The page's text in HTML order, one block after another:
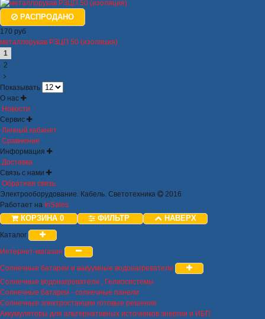
РАСПРОДАНО
170 руб
металлорукав РЗЦП 50 (изоляция)
1
2
Показывать
О нас
Новости
Сервис
Личный кабинет
Сравнение
Информация
Доставка
Связь с нами
Обратная связь
Электрооборудование. Кабель. Светотехника
2016
Работает на InSales
КОРЗИНА 0 ФИЛЬТР НАВЕРХ
Каталог
Интернет-магазин
Солнечные батареи и вакуумные водонагреватели
Солнечные водонагреватели , Гелиосистемы
Солнечные батареи - солнечные панели
Солнечные электростанции готовые решения
Аккумуляторы для альтернативных источников энергии и ИБП